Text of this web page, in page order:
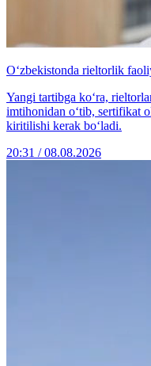
O‘zbekistonda rieltorlik
Yangi tartibga ko‘ra,
imtihonidan o‘tib, sertifikat
kiritilishi kerak bo‘ladi.
20:31 / 08.08.2026